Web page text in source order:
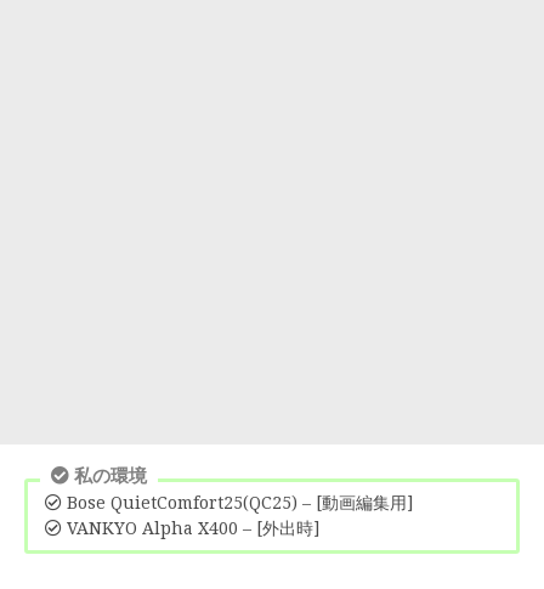
私の環境
Bose QuietComfort25(QC25) – [動画編集用]
VANKYO Alpha X400 – [外出時]